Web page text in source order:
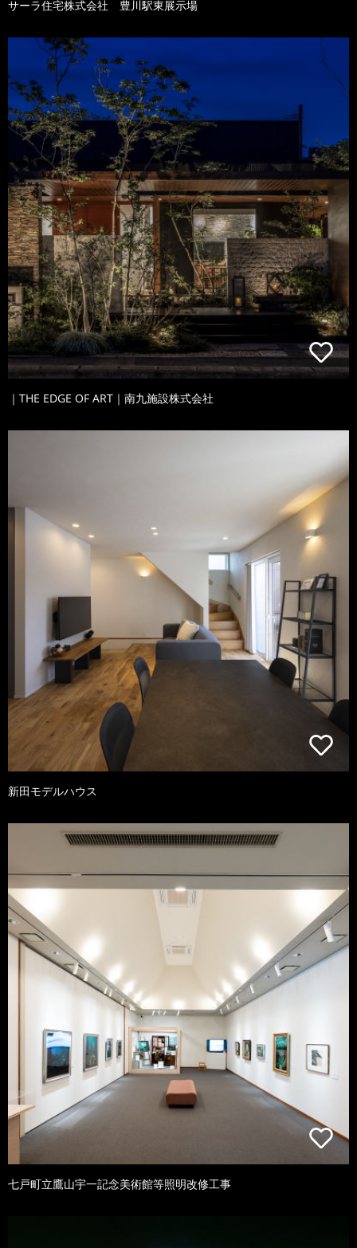
サーラ住宅株式会社 豊川駅東展示場
｜THE EDGE OF ART｜南九施設株式会社
新田モデルハウス
七戸町立鷹山宇一記念美術館等照明改修工事